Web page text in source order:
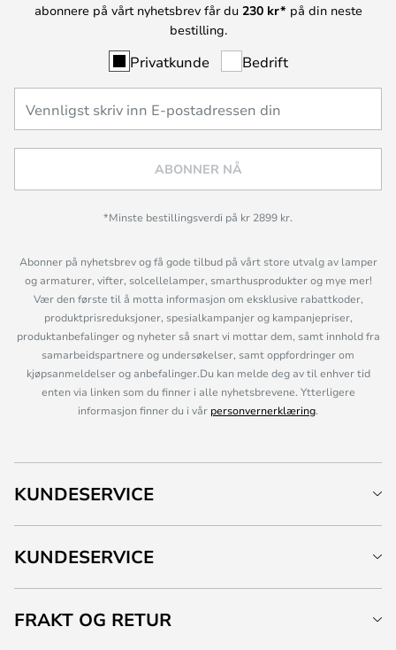
abonnere på vårt nyhetsbrev får du 230 kr* på din neste
bestilling.
Privatkunde Bedrift
ABONNER NÅ
*Minste bestillingsverdi på kr 2899 kr.
Abonner på nyhetsbrev og få gode tilbud på vårt store utvalg av lamper
og armaturer, vifter, solcellelamper, smarthusprodukter og mye mer!
Vær den første til å motta informasjon om eksklusive rabattkoder,
produktprisreduksjoner, spesialkampanjer og kampanjepriser,
produktanbefalinger og nyheter så snart vi mottar dem, samt innhold fra
samarbeidspartnere og undersøkelser, samt oppfordringer om
kjøpsanmeldelser og anbefalinger.Du kan melde deg av til enhver tid
enten via linken som du finner i alle nyhetsbrevene. Ytterligere
informasjon finner du i vår personvernerklæring.
KUNDESERVICE
KUNDESERVICE
FRAKT OG RETUR